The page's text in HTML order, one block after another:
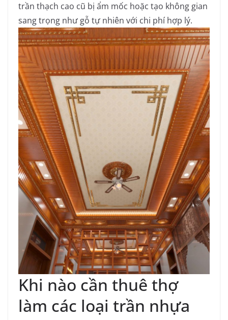
trần thạch cao cũ bị ẩm mốc hoặc tạo không gian
sang trọng như gỗ tự nhiên với chi phí hợp lý.
Khi nào cần thuê thợ
làm các loại trần nhựa